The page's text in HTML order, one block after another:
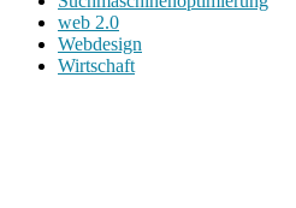
web 2.0
Webdesign
Wirtschaft